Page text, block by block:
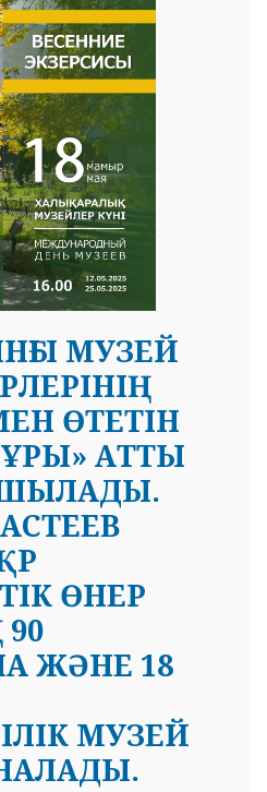
МУЗЕЙ
ӨТЕТІН
АТТЫ
ӨНЕР
ЖӘНЕ 18
МУЗЕЙ